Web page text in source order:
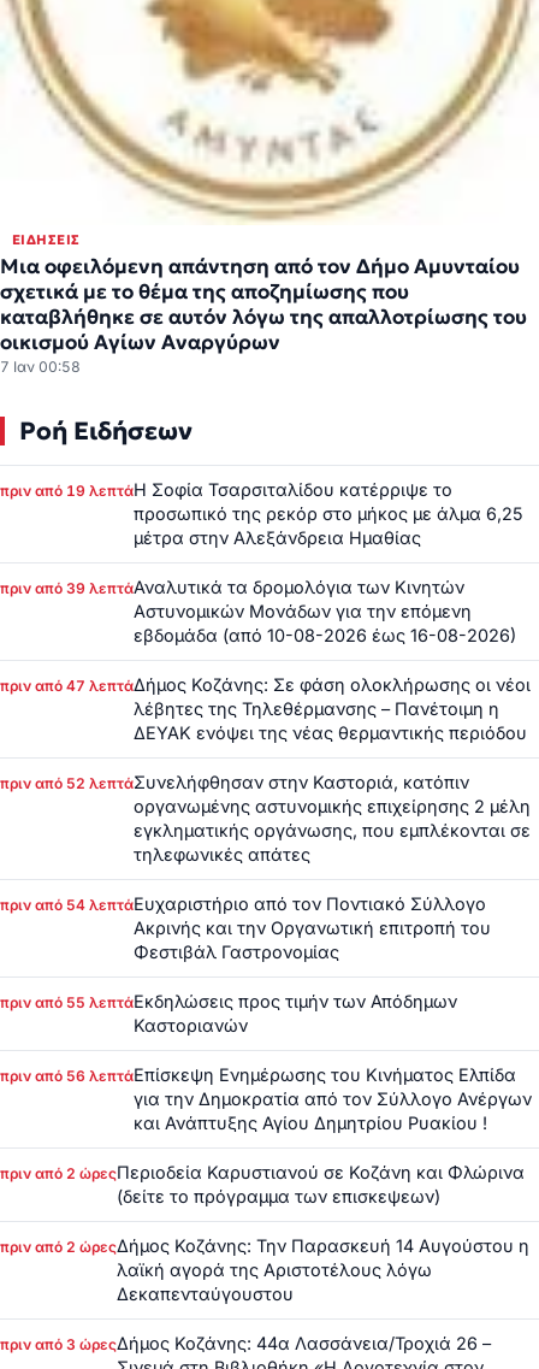
ΕΙΔΉΣΕΙΣ
Μια οφειλόμενη απάντηση από τον Δήμο Αμυνταίου
σχετικά με το θέμα της αποζημίωσης που
καταβλήθηκε σε αυτόν λόγω της απαλλοτρίωσης του
οικισμού Αγίων Αναργύρων
7 Ιαν 00:58
Ροή Ειδήσεων
πριν από 19 λεπτάΗ Σοφία Τσαρσιταλίδου κατέρριψε το
προσωπικό της ρεκόρ στο μήκος με άλμα 6,25
μέτρα στην Αλεξάνδρεια Ημαθίας
πριν από 39 λεπτάΑναλυτικά τα δρομολόγια των Κινητών
Αστυνομικών Μονάδων για την επόμενη
εβδομάδα (από 10-08-2026 έως 16-08-2026)
πριν από 47 λεπτάΔήμος Κοζάνης: Σε φάση ολοκλήρωσης οι νέοι
λέβητες της Τηλεθέρμανσης – Πανέτοιμη η
ΔΕΥΑΚ ενόψει της νέας θερμαντικής περιόδου
πριν από 52 λεπτάΣυνελήφθησαν στην Καστοριά, κατόπιν
οργανωμένης αστυνομικής επιχείρησης 2 μέλη
εγκληματικής οργάνωσης, που εμπλέκονται σε
τηλεφωνικές απάτες
πριν από 54 λεπτάΕυχαριστήριο από τον Ποντιακό Σύλλογο
Ακρινής και την Οργανωτική επιτροπή του
Φεστιβάλ Γαστρονομίας
πριν από 55 λεπτάΕκδηλώσεις προς τιμήν των Απόδημων
Καστοριανών
πριν από 56 λεπτάΕπίσκεψη Ενημέρωσης του Κινήματος Ελπίδα
για την Δημοκρατία από τον Σύλλογο Ανέργων
και Ανάπτυξης Αγίου Δημητρίου Ρυακίου !
πριν από 2 ώρεςΠεριοδεία Καρυστιανού σε Κοζάνη και Φλώρινα
(δείτε το πρόγραμμα των επισκεψεων)
πριν από 2 ώρεςΔήμος Κοζάνης: Την Παρασκευή 14 Αυγούστου η
λαϊκή αγορά της Αριστοτέλους λόγω
Δεκαπενταύγουστου
πριν από 3 ώρεςΔήμος Κοζάνης: 44α Λασσάνεια/Τροχιά 26 –